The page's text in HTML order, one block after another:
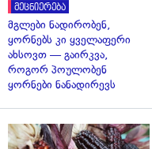
მეცნიერება
მგლები ნადირობენ,
ყორნებს კი ყველაფერი
ახსოვთ — გაირკვა,
როგორ პოულობენ
ყორნები ნანადირევს